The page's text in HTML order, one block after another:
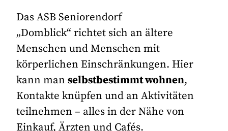
DasASB Seniorendorf
„Domblick“ richtet sich an ältere
Menschen und Menschen mit
körperlichen Einschränkungen. Hier
kann manselbstbestimmt wohnen,
Kontakte knüpfen und an Aktivitäten
teilnehmen – alles in der Nähe von
Einkauf, Ärzten und Cafés.